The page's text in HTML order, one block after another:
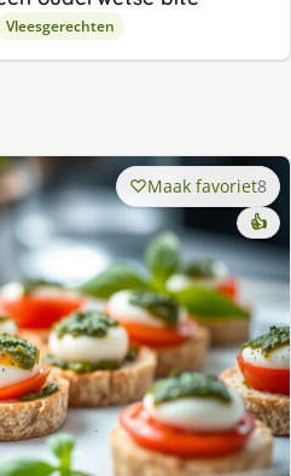
Vleesgerechten
Maak favoriet8
👍